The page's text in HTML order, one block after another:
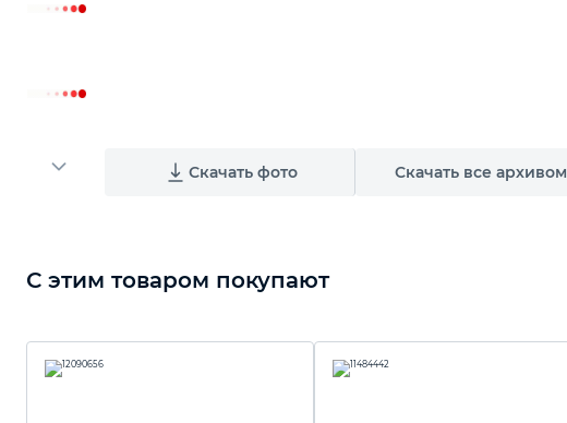
Скачать фото Скачать все архивом
С этим товаром покупают